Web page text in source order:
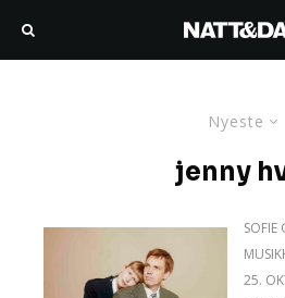
Nyeste
jenny
SOFIE
25.